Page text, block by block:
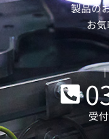
製品の
お
受